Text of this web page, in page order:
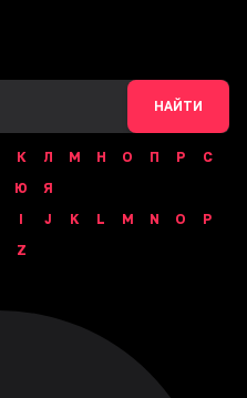
НАЙТИ
К Л М Н О П Р
С
Ю
Я
I J K L M N O
P
Z